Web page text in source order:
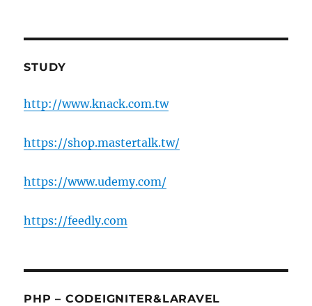
STUDY
http://www.knack.com.tw
https://shop.mastertalk.tw/
https://www.udemy.com/
https://feedly.com
PHP – CODEIGNITER&LARAVEL